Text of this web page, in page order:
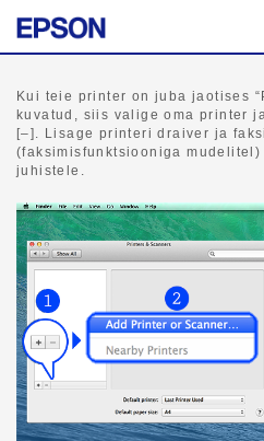
Kui teie printer on juba jaotises
kuvatud, siis valige oma printer
[–]. Lisage printeri draiver ja
(faksimisfunktsiooniga
juhistele.